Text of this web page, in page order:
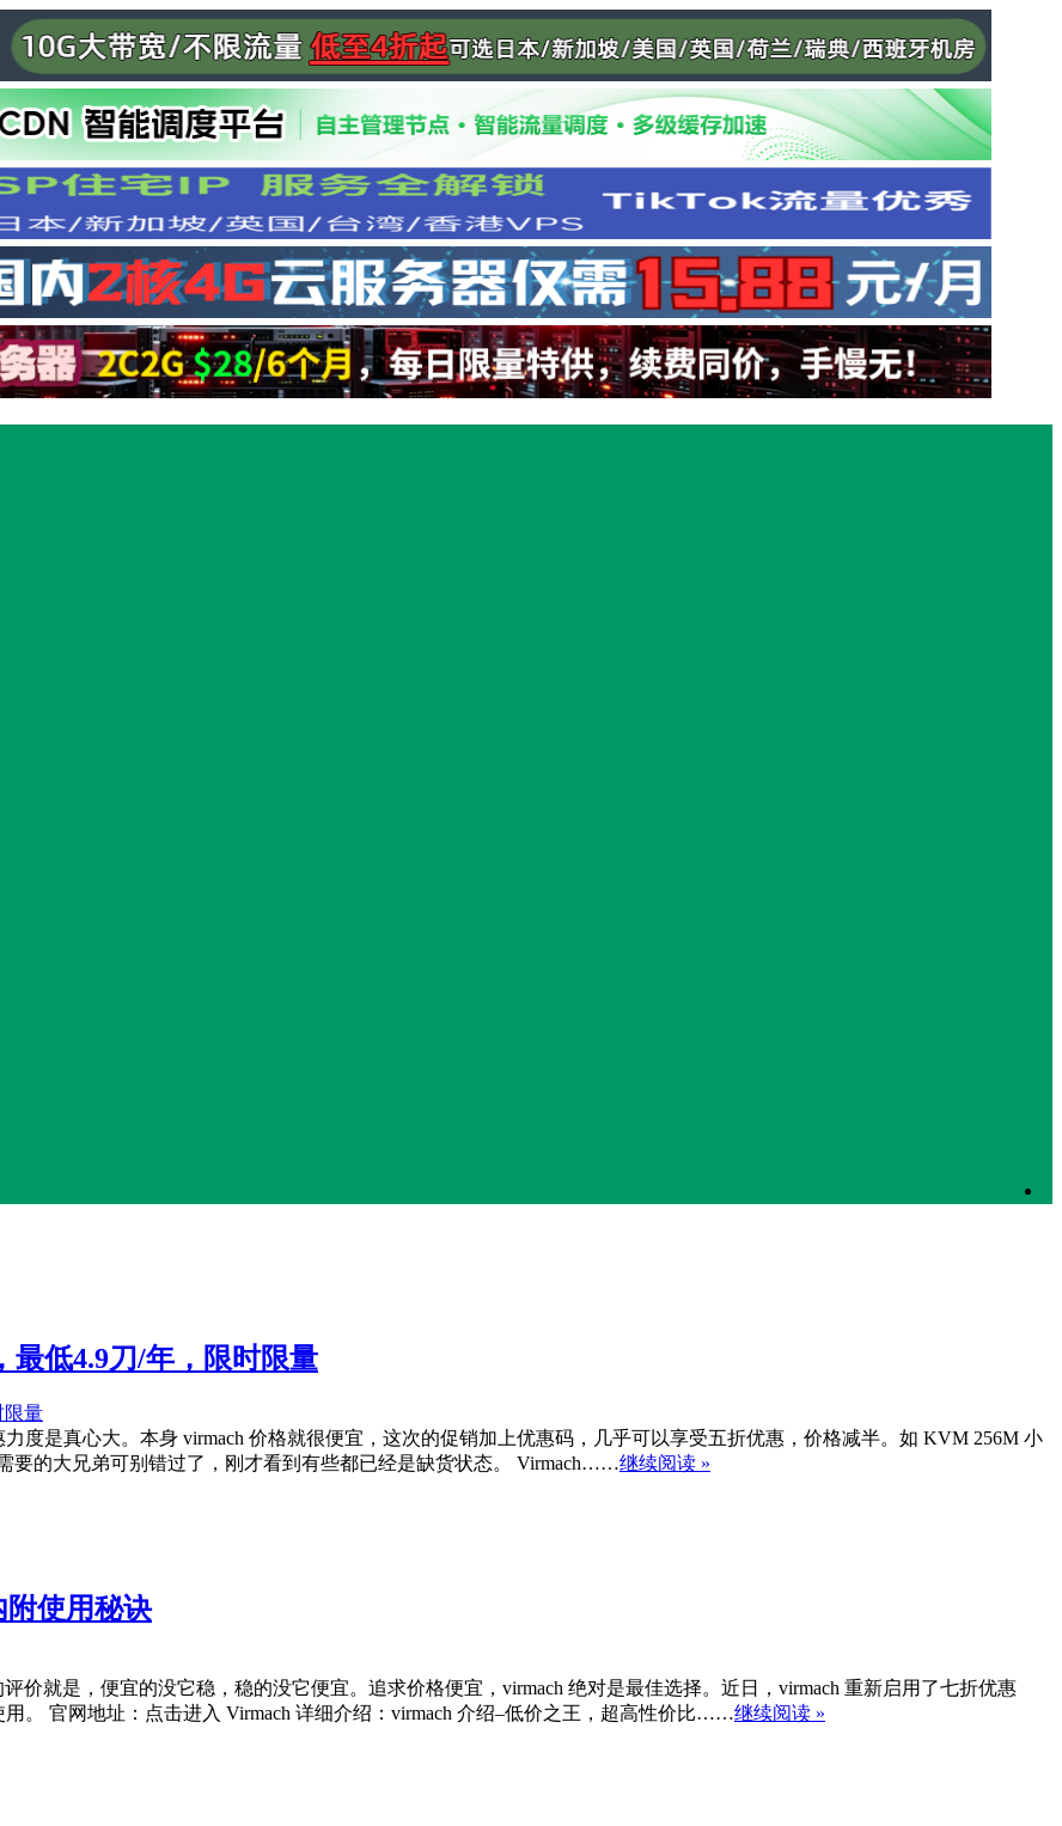
低4.9刀/年，限时限量
度是真心大。本身 virmach 价格就很便宜，这次的促销加上优惠码，几乎可以享受五折优惠，价格减半。如 KVM 256M 小
要的大兄弟可别错过了，刚才看到有些都已经是缺货状态。 Virmach……继续阅读 »
使用秘诀
价就是，便宜的没它稳，稳的没它便宜。追求价格便宜，virmach 绝对是最佳选择。近日，virmach 重新启用了七折优惠
。 官网地址：点击进入 Virmach 详细介绍：virmach 介绍–低价之王，超高性价比……继续阅读 »